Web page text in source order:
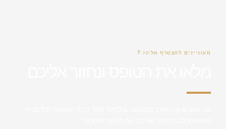
מעוניינים להצטרף אלינו ?